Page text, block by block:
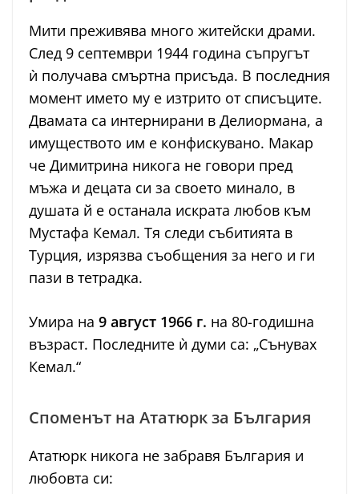
Мити преживява много житейски драми.
След 9 септември 1944 година съпругът
ѝ получава смъртна присъда. В последния
момент името му е изтрито от списъците.
Двамата са интернирани в Делиормана, а
имуществото им е конфискувано. Макар
че Димитрина никога не говори пред
мъжа и децата си за своето минало, в
душата й е останала искрата любов към
Мустафа Кемал. Тя следи събитията в
Турция, изрязва съобщения за него и ги
пази в тетрадка.
Умира на 9 август 1966 г. на 80-годишна
възраст. Последните ѝ думи са: „Сънувах
Кемал.“
Споменът на Ататюрк за България
Ататюрк никога не забравя България и
любовта си: